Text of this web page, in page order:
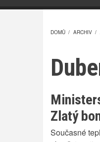
DOMŮ / ARCHIV /
Zlatý
Současné